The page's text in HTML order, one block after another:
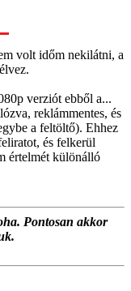
volt időm nekilátni, a
verziót ebből a...
reklámmentes, és
a feltöltő). Ehhez
és felkerül
értelmét különálló
Pontosan akkor